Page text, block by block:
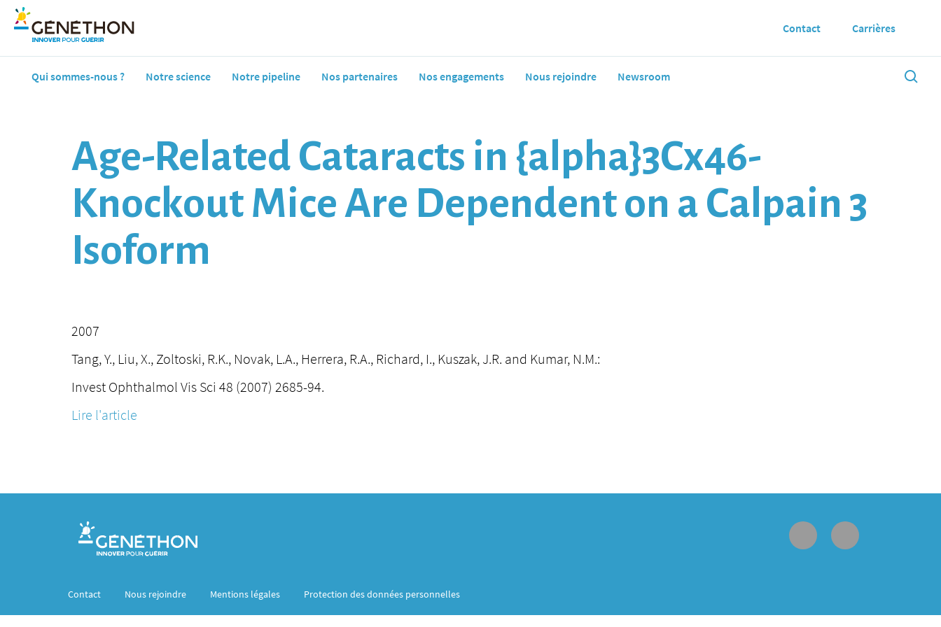
Qui sommes-nous ? Notre science Notre pipeline Nos partenaires Nos engagements Nous rejoindre Newsroom
Contact Carrières
Age-Related Cataracts in {alpha}3Cx46-
Knockout Mice Are Dependent on a Calpain 3
Isoform
2007
Tang, Y., Liu, X., Zoltoski, R.K., Novak, L.A., Herrera, R.A., Richard, I., Kuszak, J.R. and Kumar, N.M.:
Invest Ophthalmol Vis Sci 48 (2007) 2685-94.
Lire l'article
Contact Nous rejoindre Mentions légales Protection des données personnelles